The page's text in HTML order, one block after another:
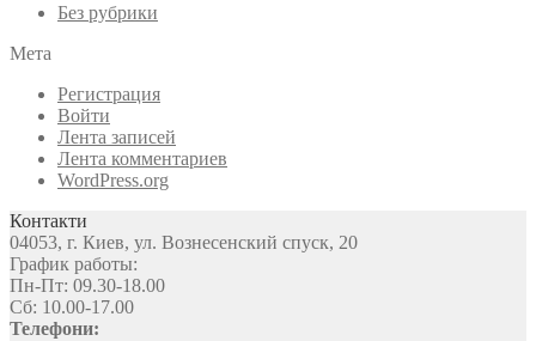
Без рубрики
Мета
Регистрация
Войти
Лента записей
Лента комментариев
WordPress.org
Контакти
04053, г. Киев, ул. Вознесенский спуск, 20
График работы:
Пн-Пт: 09.30-18.00
Сб: 10.00-17.00
Телефони: